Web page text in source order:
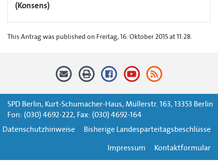
(Konsens)
This Antrag was published on Freitag, 16. Oktober 2015 at 11:28.
SPD Berlin, Kurt-Schumacher-Haus, Müllerstr. 163, 13353 Berlin
Fon: (030) 4692-222, Fax: (030) 4692-164
Datenschutzhinweise
Bisherige Landesparteitagsbeschlüsse
Impressum
Kontaktformular